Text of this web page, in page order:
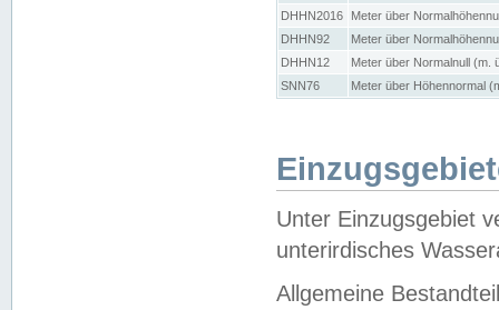
DHHN2016
Meter über
DHHN92
Meter über
DHHN12
Meter über Normalnull (m.
SNN76
Meter über Höhennormal
Unter Einzugsgebiet
unterirdisches
Allgemeine